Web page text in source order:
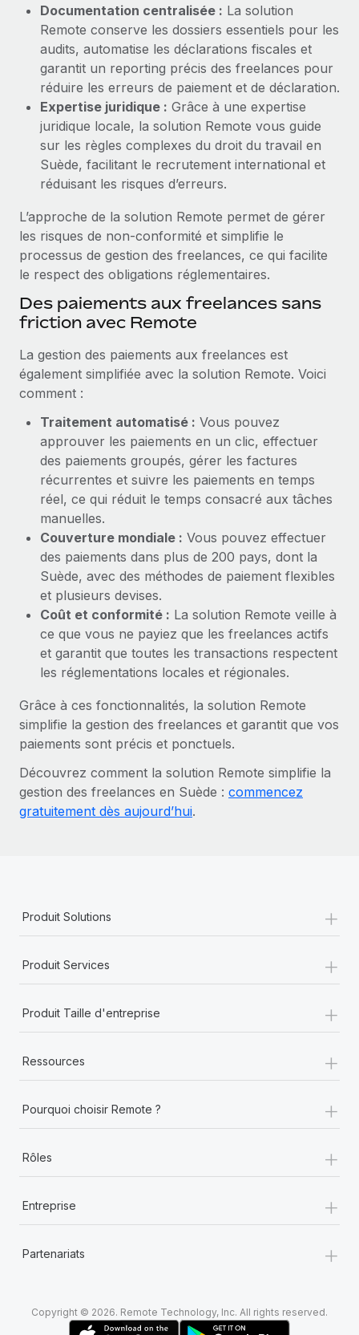
Documentation centralisée : La solution
Remote conserve les dossiers essentiels pour les
audits, automatise les déclarations fiscales et
garantit un reporting précis des freelances pour
réduire les erreurs de paiement et de déclaration.
Expertise juridique : Grâce à une expertise
juridique locale, la solution Remote vous guide
sur les règles complexes du droit du travail en
Suède, facilitant le recrutement international et
réduisant les risques d’erreurs.
L’approche de la solution Remote permet de gérer
les risques de non‑conformité et simplifie le
processus de gestion des freelances, ce qui facilite
le respect des obligations réglementaires.
Des paiements aux freelances sans
friction avec Remote
La gestion des paiements aux freelances est
également simplifiée avec la solution Remote. Voici
comment :
Traitement automatisé : Vous pouvez
approuver les paiements en un clic, effectuer
des paiements groupés, gérer les factures
récurrentes et suivre les paiements en temps
réel, ce qui réduit le temps consacré aux tâches
manuelles.
Couverture mondiale : Vous pouvez effectuer
des paiements dans plus de 200 pays, dont la
Suède, avec des méthodes de paiement flexibles
et plusieurs devises.
Coût et conformité : La solution Remote veille à
ce que vous ne payiez que les freelances actifs
et garantit que toutes les transactions respectent
les réglementations locales et régionales.
Grâce à ces fonctionnalités, la solution Remote
simplifie la gestion des freelances et garantit que vos
paiements sont précis et ponctuels.
Découvrez comment la solution Remote simplifie la
gestion des freelances en Suède : commencez
gratuitement dès aujourd’hui.
Produit Solutions +
Produit Services +
Produit Taille d'entreprise +
Ressources +
Pourquoi choisir Remote ? +
Rôles +
Entreprise +
Partenariats +
Copyright © 2026. Remote Technology, Inc. All rights reserved.